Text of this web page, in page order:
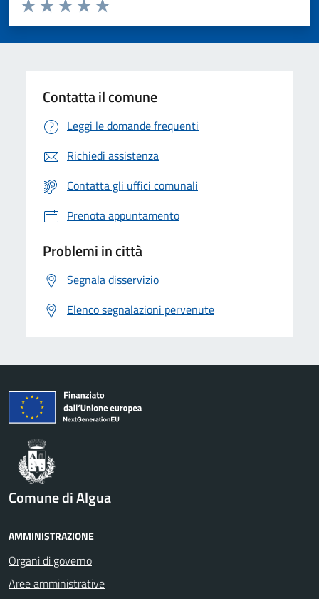
Valuta 5 stelle su 5
Valuta 4 stelle su 5
Valuta 3 stelle su 5
Valuta 2 stelle su 5
Valuta 1 stelle su 5
Contatta il comune
Leggi le domande frequenti
Richiedi assistenza
Contatta gli uffici comunali
Prenota appuntamento
Problemi in città
Segnala disservizio
Elenco segnalazioni pervenute
Comune di Algua
AMMINISTRAZIONE
Organi di governo
Aree amministrative